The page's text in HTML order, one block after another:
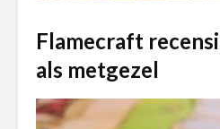
Flamecraft
als metgezel